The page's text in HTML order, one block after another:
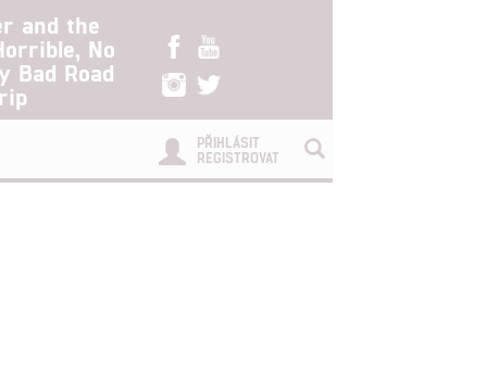
and the
No
Bad Road
PŘIHLÁSIT
REGISTROVAT